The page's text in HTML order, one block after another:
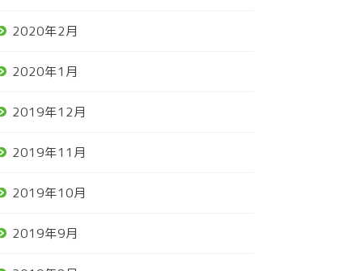
2020年2月
2020年1月
2019年12月
2019年11月
2019年10月
2019年9月